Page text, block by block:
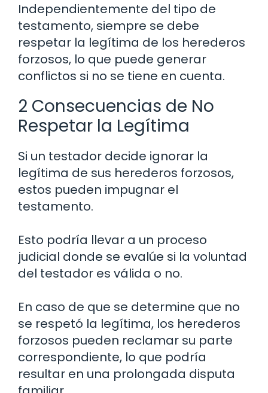
Independientemente del tipo de
testamento, siempre se debe
respetar la legítima de los herederos
forzosos, lo que puede generar
conflictos si no se tiene en cuenta.
2 Consecuencias de No
Respetar la Legítima
Si un testador decide ignorar la
legítima de sus herederos forzosos,
estos pueden impugnar el
testamento.
Esto podría llevar a un proceso
judicial donde se evalúe si la voluntad
del testador es válida o no.
En caso de que se determine que no
se respetó la legítima, los herederos
forzosos pueden reclamar su parte
correspondiente, lo que podría
resultar en una prolongada disputa